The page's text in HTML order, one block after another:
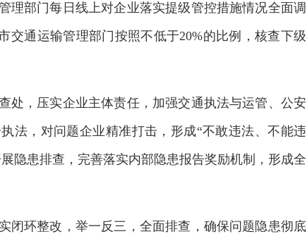
理部门每日线上对企业落实提级管控措施情况全面调
交通运输管理部门按照不低于20%的比例，核查下级
处，压实企业主体责任，加强交通执法与运管、公安
法，对问题企业精准打击，形成“不敢违法、不能违
隐患排查，完善落实内部隐患报告奖励机制，形成全
闭环整改，举一反三，全面排查，确保问题隐患彻底